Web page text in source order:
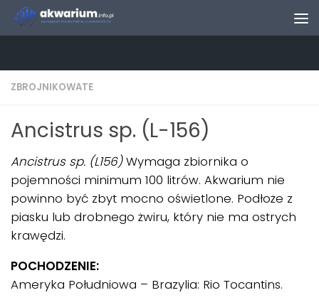
Skip to content
ZBROJNIKOWATE
Ancistrus sp. (L-156)
Ancistrus sp. (L156)Wymaga zbiornika o
pojemności minimum 100 litrów. Akwarium nie
powinno być zbyt mocno oświetlone. Podłoże z
piasku lub drobnego żwiru, który nie ma ostrych
krawędzi.
POCHODZENIE:
Ameryka Południowa – Brazylia: Rio Tocantins.